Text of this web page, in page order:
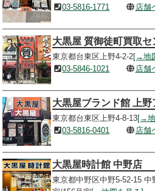
03-5816-1771
店舗
大黒屋 質御徒町買取セ
東京都台東区上野4-2-2[→地
03-5846-1021
店舗
大黒屋ブランド館 上野
東京都台東区上野4-8-13[→地
03-5816-0401
店舗
大黒屋時計館 中野店
東京都中野区中野5-52-15